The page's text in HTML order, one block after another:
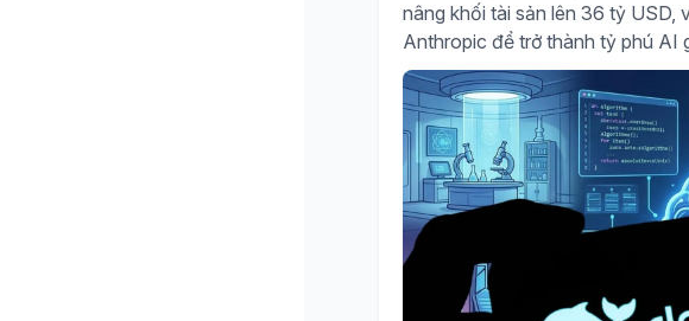
nâng khối tài sản lên 36 tỷ USD,
Anthropic để trở thành tỷ phú AI